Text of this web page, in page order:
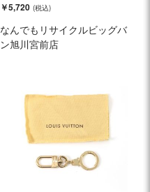
￥5,720
なんでもリサイクルビッグバ
ン旭川宮前店